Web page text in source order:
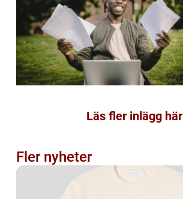
Läs fler inlägg här
Fler nyheter